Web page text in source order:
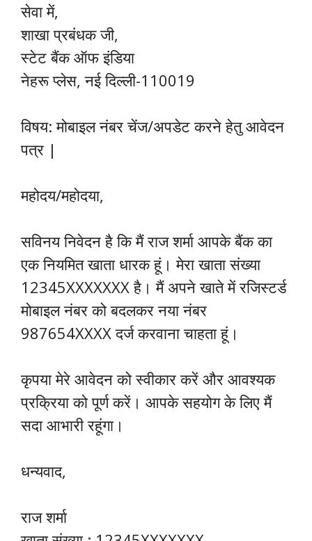
सेवा में,
शाखा प्रबंधक जी,
स्टेट बैंक ऑफ इंडिया
नेहरू प्लेस, नई दिल्ली-110019
विषय: मोबाइल नंबर चेंज/अपडेट करने हेतु आवेदन
पत्र |
महोदय/महोदया,
सविनय निवेदन है कि मैं राज शर्मा आपके बैंक का
एक नियमित खाता धारक हूं। मेरा खाता संख्या
12345XXXXXXX है। मैं अपने खाते में रजिस्टर्ड
मोबाइल नंबर को बदलकर नया नंबर
987654XXXX दर्ज करवाना चाहता हूं।
कृपया मेरे आवेदन को स्वीकार करें और आवश्यक
प्रक्रिया को पूर्ण करें। आपके सहयोग के लिए मैं
सदा आभारी रहूंगा।
धन्यवाद,
राज शर्मा